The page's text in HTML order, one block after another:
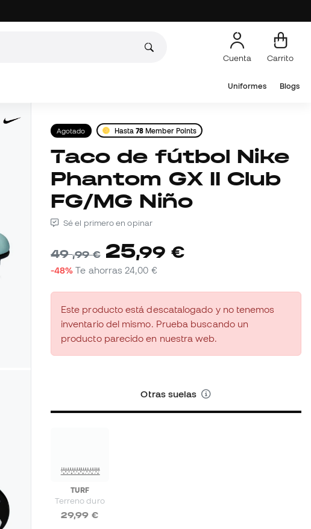
Cuenta Carrito
Uniformes Blogs
Agotado Hasta78 Member Points
Taco de fútbol Nike
Phantom GX II Club
FG/MG Niño
Sé el primero en opinar
49,99 € 25,99 €
-48% Te ahorras 24,00 €
Este producto está descatalogado y no tenemos
inventario del mismo. Prueba buscando un
producto parecido en nuestra web.
Otras suelas
TURF
Terreno duro
29,99 €